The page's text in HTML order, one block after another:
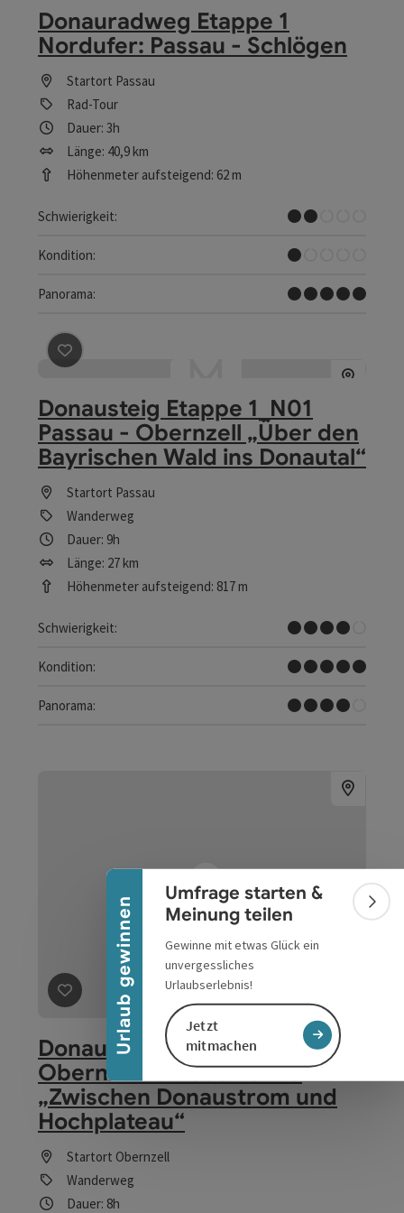
Urlaub gewinnen
Banner einklappen
Umfrage starten &
Meinung teilen
Gewinne mit etwas Glück ein
unvergessliches
Urlaubserlebnis!
Jetzt
mitmachen
Donauradweg Etappe 1
Nordufer: Passau - Schlögen
Startort Passau
Rad-Tour
Dauer: 3h
Länge: 40,9 km
Höhenmeter aufsteigend: 62 m
Schwierigkeit:
Leicht
Kondition:
Sehr leicht
Panorama:
Traumtour
Beitrag merken : Donausteig Etappe 1_N01 Passau -
Donausteig Etappe 1_N01
Passau - Obernzell „Über den
Bayrischen Wald ins Donautal“
Startort Passau
Wanderweg
Dauer: 9h
Länge: 27 km
Höhenmeter aufsteigend: 817 m
Schwierigkeit:
Schwer
Kondition:
Sehr schwer
Panorama:
Tolles Panorama
Beitrag merken : Donausteig Etappe 1_N02
Donausteig Etappe 1_N02
Obernzell - Niederranna
„Zwischen Donaustrom und
Hochplateau“
Startort Obernzell
Wanderweg
Dauer: 8h